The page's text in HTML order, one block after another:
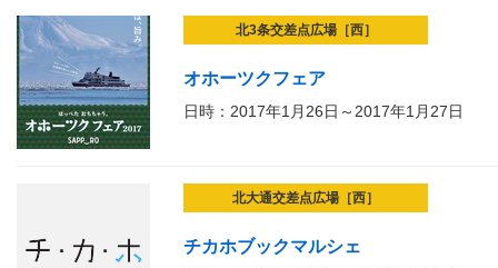
北3条交差点広場［西］
オホーツクフェア
日時：2017年1月26日～2017年1月27日
北大通交差点広場［西］
チカホブックマルシェ